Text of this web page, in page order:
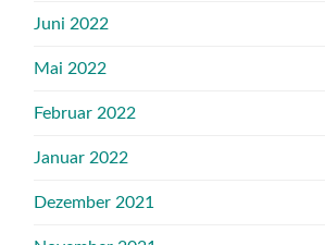
Juni 2022
Mai 2022
Februar 2022
Januar 2022
Dezember 2021